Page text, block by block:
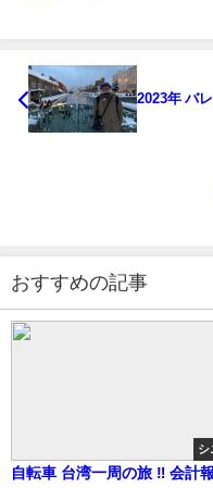
2023年 バ
おすすめの記事
シ
自転車 台湾一周の旅 ‼︎ 会計報告